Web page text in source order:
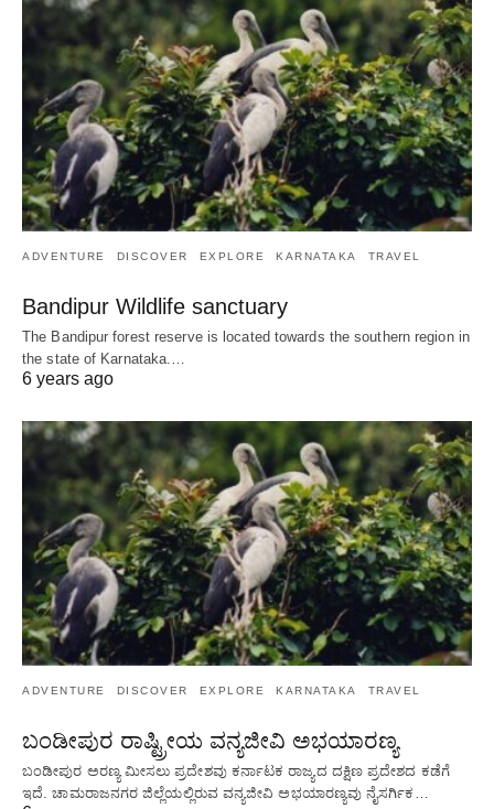
ADVENTURE DISCOVER EXPLORE KARNATAKA TRAVEL
Bandipur Wildlife sanctuary
The Bandipur forest reserve is located towards the southern region in
the state of Karnataka.…
6 years ago
ADVENTURE DISCOVER EXPLORE KARNATAKA TRAVEL
ಬಂಡೀಪುರ ರಾಷ್ಟ್ರೀಯ ವನ್ಯಜೀವಿ ಅಭಯಾರಣ್ಯ
ಬಂಡೀಪುರ ಅರಣ್ಯ ಮೀಸಲು ಪ್ರದೇಶವು ಕರ್ನಾಟಕ ರಾಜ್ಯದ ದಕ್ಷಿಣ ಪ್ರದೇಶದ ಕಡೆಗೆ
ಇದೆ. ಚಾಮರಾಜನಗರ ಜಿಲ್ಲೆಯಲ್ಲಿರುವ ವನ್ಯಜೀವಿ ಅಭಯಾರಣ್ಯವು ನೈಸರ್ಗಿಕ…